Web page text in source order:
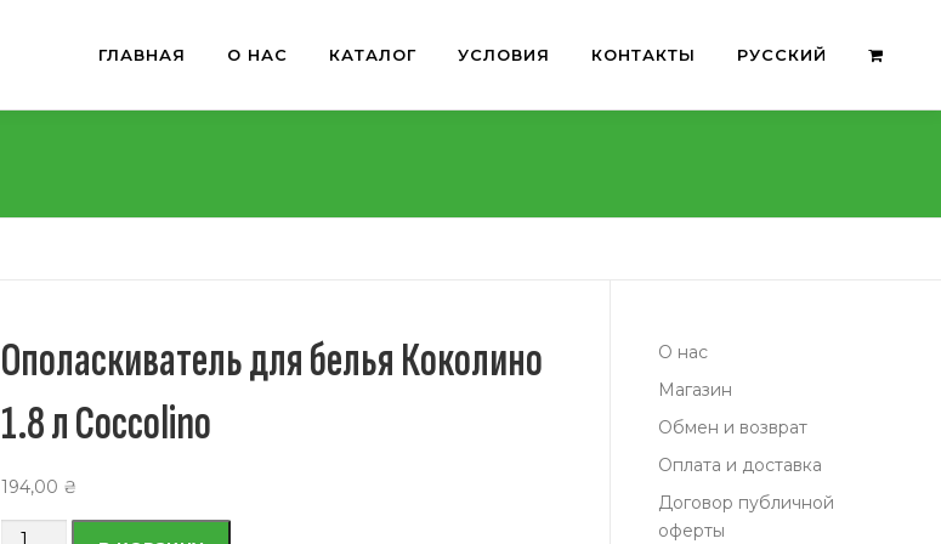
ГЛАВНАЯ О НАС КАТАЛОГ УСЛОВИЯ КОНТАКТЫ РУССКИЙ
Ополаскиватель для белья Коколино
1.8 л Coccolino
194,00 ₴
Количество
О нас
Магазин
Обмен и возврат
Оплата и доставка
Договор публичной
оферты